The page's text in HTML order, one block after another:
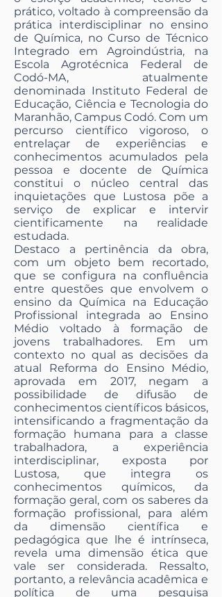
prático, voltado à compreensão da
prática interdisciplinar no ensino
de Química, no Curso de Técnico
Integrado em Agroindústria, na
Escola Agrotécnica Federal de
Codó-MA, atualmente
denominada Instituto Federal de
Educação, Ciência e Tecnologia do
Maranhão, Campus Codó. Com um
percurso científico vigoroso, o
entrelaçar de experiências e
conhecimentos acumulados pela
pessoa e docente de Química
constitui o núcleo central das
inquietações que Lustosa põe a
serviço de explicar e intervir
cientificamente na realidade
estudada.
Destaco a pertinência da obra,
com um objeto bem recortado,
que se configura na confluência
entre questões que envolvem o
ensino da Química na Educação
Profissional integrada ao Ensino
Médio voltado à formação de
jovens trabalhadores. Em um
contexto no qual as decisões da
atual Reforma do Ensino Médio,
aprovada em 2017, negam a
possibilidade de difusão de
conhecimentos científicos básicos,
intensificando a fragmentação da
formação humana para a classe
trabalhadora, a experiência
interdisciplinar, exposta por
Lustosa, que integra os
conhecimentos químicos, da
formação geral, com os saberes da
formação profissional, para além
da dimensão científica e
pedagógica que lhe é intrínseca,
revela uma dimensão ética que
vale ser considerada. Ressalto,
portanto, a relevância acadêmica e
política de uma pesquisa